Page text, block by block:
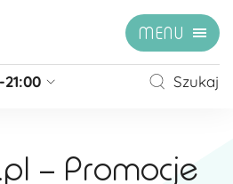
MENU
zamknięte
Szukaj
– Promocje